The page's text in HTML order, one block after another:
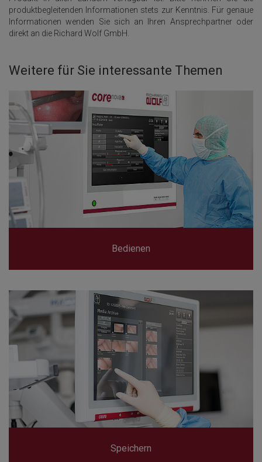
produktbegleitenden Informationen stets zur Kenntnis. Für genaue
Informationen wenden Sie sich an Ihren Ansprechpartner oder
direkt an die Richard Wolf GmbH.
Weitere für Sie interessante Themen
Bedienen
Speichern